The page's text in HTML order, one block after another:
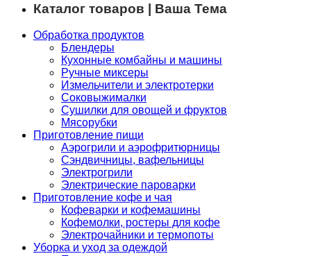
Каталог товаров | Ваша Тема
Обработка продуктов
Блендеры
Кухонные комбайны и машины
Ручные миксеры
Измельчители и электротерки
Соковыжималки
Сушилки для овощей и фруктов
Мясорубки
Приготовление пищи
Аэрогрили и аэрофритюрницы
Сэндвичницы, вафельницы
Электрогрили
Электрические пароварки
Приготовление кофе и чая
Кофеварки и кофемашины
Кофемолки, ростеры для кофе
Электрочайники и термопоты
Уборка и уход за одеждой